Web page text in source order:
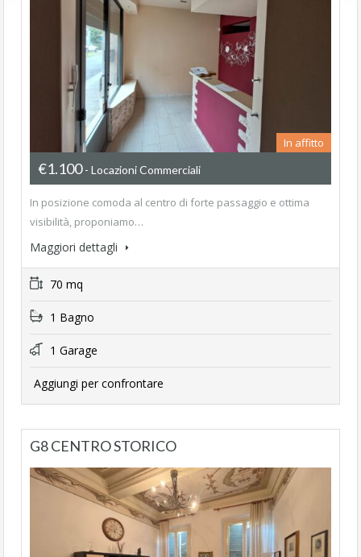
In affitto
€1.100- Locazioni Commerciali
In posizione comoda al centro di forte passaggio e ottima
visibilità, proponiamo…
Maggiori dettagli
70 mq
1 Bagno
1 Garage
Aggiungi per confrontare
G8 CENTRO STORICO